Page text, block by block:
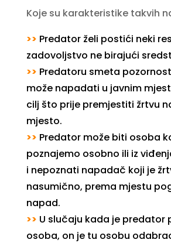
Koje su karakteristike takvih
>> Predator želi postići neki
zadovoljstvo ne birajući
>> Predatoru smeta
može napadati u javnim
cilj što prije premjestiti žrtvu
mjesto.
>> Predator može biti osoba
poznajemo osobno ili iz
i nepoznati napadač koji je
nasumično, prema mjestu
napad.
>> U slučaju kada je predator
osoba, on je tu osobu